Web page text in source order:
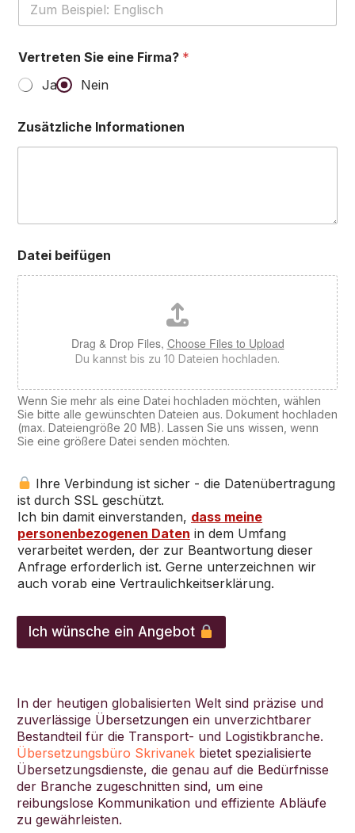
Vertreten Sie eine Firma? *
Ja
Nein
Zusätzliche Informationen
Datei beifügen
Drag & Drop Files, Choose Files to Upload
Du kannst bis zu 10 Dateien hochladen.
Wenn Sie mehr als eine Datei hochladen möchten, wählen
Sie bitte alle gewünschten Dateien aus. Dokument hochladen
(max. Dateiengröße 20 MB). Lassen Sie uns wissen, wenn
Sie eine größere Datei senden möchten.
Ihre Verbindung ist sicher - die Datenübertragung
ist durch SSL geschützt.
Ich bin damit einverstanden, dass meine
personenbezogenen Daten in dem Umfang
verarbeitet werden, der zur Beantwortung dieser
Anfrage erforderlich ist. Gerne unterzeichnen wir
auch vorab eine Vertraulichkeitserklärung.
d
r
Ich wünsche ein Angebot
In der heutigen globalisierten Welt sind präzise und
zuverlässige Übersetzungen ein unverzichtbarer
Bestandteil für die Transport- und Logistikbranche.
Übersetzungsbüro Skrivanek bietet spezialisierte
Übersetzungsdienste, die genau auf die Bedürfnisse
der Branche zugeschnitten sind, um eine
reibungslose Kommunikation und effiziente Abläufe
zu gewährleisten.